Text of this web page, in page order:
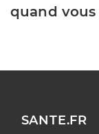
quand
SANTE.FR